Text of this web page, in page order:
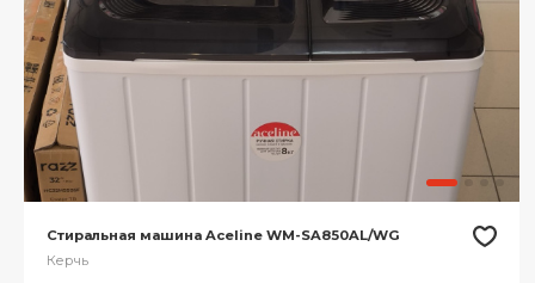
Стиральная машина Aceline WM-SA850AL/WG
Керчь